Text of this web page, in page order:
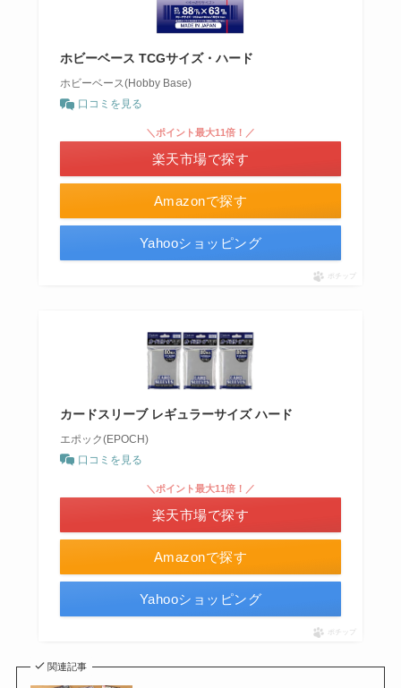
ホビーベース TCGサイズ・ハード
ホビーベース(Hobby Base)
口コミを見る
Amazonで探す
＼ポイント最大11倍！／
楽天市場で探す
Yahooショッピング
ポチップ
カードスリーブ レギュラーサイズ ハード
エポック(EPOCH)
口コミを見る
Amazonで探す
＼ポイント最大11倍！／
楽天市場で探す
Yahooショッピング
ポチップ
関連記事